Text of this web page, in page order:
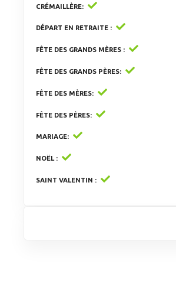
CRÉMAILLÈRE
DÉPART EN RETRAITE
FÊTE DES GRANDS MÈRES
FÊTE DES GRANDS PÈRES
FÊTE DES MÈRES
FÊTE DES PÈRES
MARIAGE
NOËL
SAINT VALENTIN